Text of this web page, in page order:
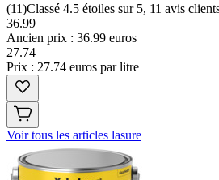
(11)Classé 4.5 étoiles sur 5, 11 avis
36.99
Ancien prix : 36.99 euros
27.74
Prix : 27.74 euros par litre
Voir tous les articles lasure